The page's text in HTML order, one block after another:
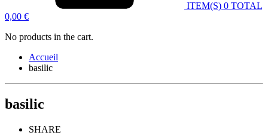
ITEM(S) 0 TOTAL
0,00 €
No products in the cart.
Accueil
basilic
basilic
SHARE